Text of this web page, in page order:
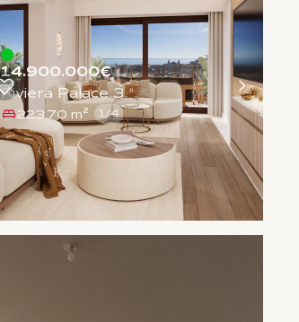
14.900.000€
Riviera Palace 3
223,70 m² 1/4